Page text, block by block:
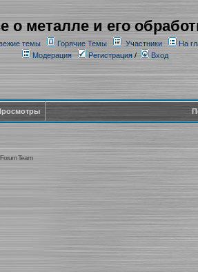
о металле и его
темы Горячие Темы Участники
На
Модерация
Регистрация/ Вход
Team